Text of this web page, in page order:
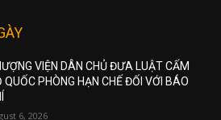
VIỆN DÂN CHỦ ĐƯA LUẬT CẤM
QUỐC PHÒNG HẠN CHẾ ĐỐI VỚI BÁO
6, 2026